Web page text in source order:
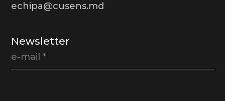
echipa@cusens.md
Newsletter